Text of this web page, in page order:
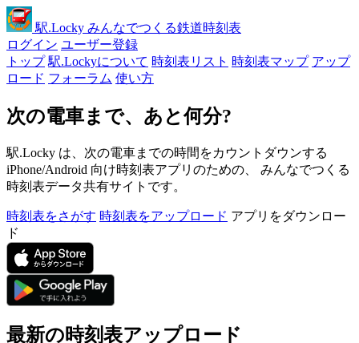
駅.Locky みんなでつくる鉄道時刻表
ログイン ユーザー登録
トップ 駅.Lockyについて 時刻表リスト 時刻表マップ アップ
ロード フォーラム 使い方
次の電車まで、あと何分?
駅.Locky は、次の電車までの時間をカウントダウンする
iPhone/Android 向け時刻表アプリのための、 みんなでつくる
時刻表データ共有サイトです。
時刻表をさがす 時刻表をアップロード アプリをダウンロー
ド
最新の時刻表アップロード